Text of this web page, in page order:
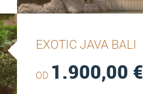
EXOTIC JAVA BALI
OD 1.900,00 €